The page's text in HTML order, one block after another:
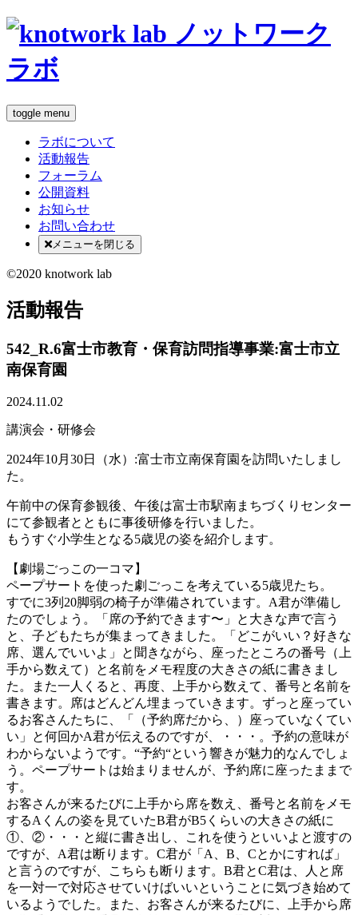
toggle menu
ラボについて
活動報告
フォーラム
公開資料
お知らせ
お問い合わせ
メニューを閉じる
©2020 knotwork lab
活動報告
542_R.6富士市教育・保育訪問指導事業:富士市立
南保育園
2024.11.02
講演会・研修会
2024年10月30日（水）:富士市立南保育園を訪問いたしまし
た。
午前中の保育参観後、午後は富士市駅南まちづくりセンター
にて参観者とともに事後研修を行いました。
もうすぐ小学生となる5歳児の姿を紹介します。
【劇場ごっこの一コマ】
ペープサートを使った劇ごっこを考えている5歳児たち。
すでに3列20脚弱の椅子が準備されています。A君が準備し
たのでしょう。「席の予約できます〜」と大きな声で言う
と、子どもたちが集まってきました。「どこがいい？好きな
席、選んでいいよ」と聞きながら、座ったところの番号（上
手から数えて）と名前をメモ程度の大きさの紙に書きまし
た。また一人くると、再度、上手から数えて、番号と名前を
書きます。席はどんどん埋まっていきます。ずっと座ってい
るお客さんたちに、「（予約席だから、）座っていなくてい
い」と何回かA君が伝えるのですが、・・・。予約の意味が
わからないようです。“予約“という響きが魅力的なんでしょ
う。ペープサートは始まりませんが、予約席に座ったままで
す。
お客さんが来るたびに上手から席を数え、番号と名前をメモ
するAくんの姿を見ていたB君がB5くらいの大きさの紙に
①、②・・・と縦に書き出し、これを使うといいよと渡すの
ですが、A君は断ります。C君が「A、B、Cとかにすれば」
と言うのですが、こちらも断ります。B君とC君は、人と席
を一対一で対応させていけばいいということに気づき始めて
いるようでした。また、お客さんが来るたびに、上手から席